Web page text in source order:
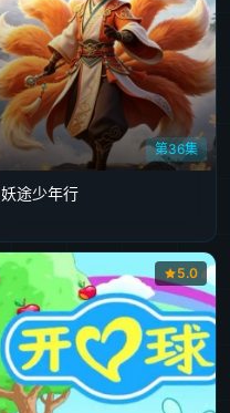
第36集
妖途少年行
5.0